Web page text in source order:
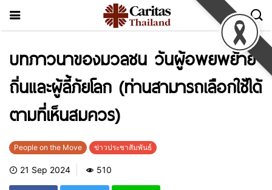
บทภาวนาของมวลชน วันผู้อพยพย้าย
ถิ่นและผู้ลี้ภัยโลก (ท่านสามารถเลือกใช้ได้
ตามที่เห็นสมควร)
People on the Move ข่าวประชาสัมพันธ์
21 Sep 2024 510